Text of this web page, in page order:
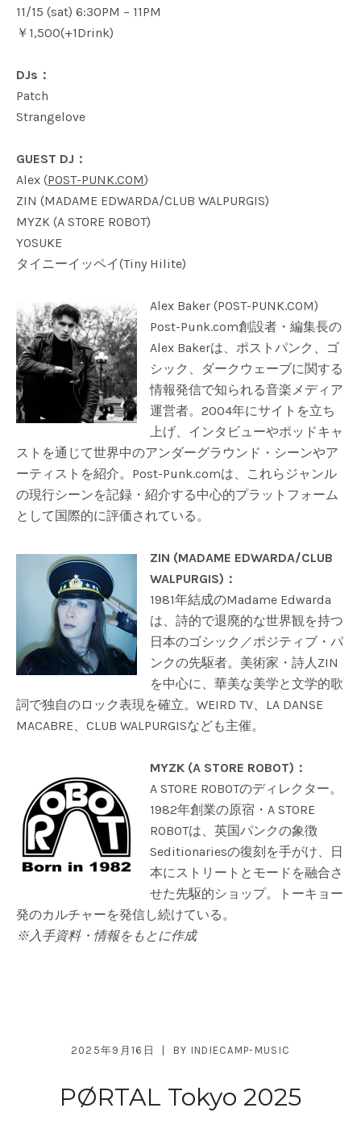
11/15 (sat) 6:30PM – 11PM
￥1,500(+1Drink)
DJs：
Patch
Strangelove
GUEST DJ：
Alex (POST-PUNK.COM)
ZIN (MADAME EDWARDA/CLUB WALPURGIS)
MYZK (A STORE ROBOT)
YOSUKE
タイニーイッペイ(Tiny Hilite)
Alex Baker (POST-PUNK.COM)
Post-Punk.com創設者・編集長の
Alex Bakerは、ポストパンク、ゴ
シック、ダークウェーブに関する
情報発信で知られる音楽メディア
運営者。2004年にサイトを立ち
上げ、インタビューやポッドキャ
ストを通じて世界中のアンダーグラウンド・シーンやア
ーティストを紹介。Post-Punk.comは、これらジャンル
の現行シーンを記録・紹介する中心的プラットフォーム
として国際的に評価されている。
ZIN (MADAME EDWARDA/CLUB
WALPURGIS)：
1981年結成のMadame Edwarda
は、詩的で退廃的な世界観を持つ
日本のゴシック／ポジティブ・パ
ンクの先駆者。美術家・詩人ZIN
を中心に、華美な美学と文学的歌
詞で独自のロック表現を確立。WEIRD TV、LA DANSE
MACABRE、CLUB WALPURGISなども主催。
MYZK (A STORE ROBOT)：
A STORE ROBOTのディレクター。
1982年創業の原宿・A STORE
ROBOTは、英国パンクの象徴
Seditionariesの復刻を手がけ、日
本にストリートとモードを融合さ
せた先駆的ショップ。トーキョー
発のカルチャーを発信し続けている。
※入手資料・情報をもとに作成
PØRTAL Tokyo 2025
2025年9月16日 BY INDIECAMP-MUSIC